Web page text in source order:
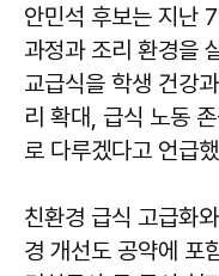
안민석 후보는 지난
과정과 조리 환경을
교급식을 학생 건강
리 확대, 급식 노동
로 다루겠다고 언급
친환경 급식 고급화
경 개선도 공약에 포